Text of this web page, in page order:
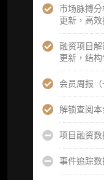
市场脉搏
更新，高效
融资项目
更新，结构
会员周报（
解锁查阅
项目融资数
事件追踪数
可下载报
数据库产品
供，2次/年
研究报告
列研报全
系等核心基
Web3 产业
晚”)
研究简报栏
取研究对